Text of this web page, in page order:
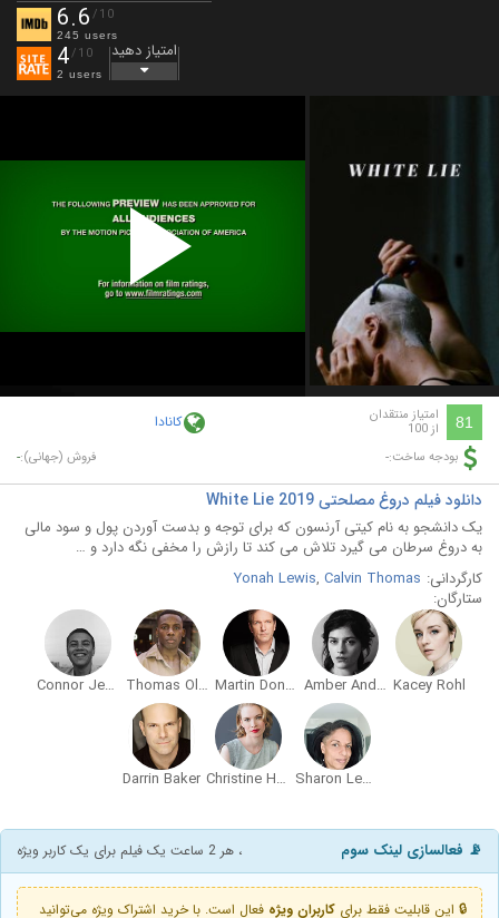
6.6 /10
245 users
4/10
2 users
امتیاز دهید
Play
Video
81 امتیاز منتقدان
از 100 کانادا
بودجه ساخت:- فروش (جهانی):-
دانلود فیلم دروغ مصلحتی White Lie 2019
یک دانشجو به نام کیتی آرنسون که برای توجه و بدست آوردن پول و سود مالی
به دروغ سرطان می گیرد تلاش می کند تا رازش را مخفی نگه دارد و …
کارگردانی:
Yonah Lewis, Calvin Thomas
ستارگان:
Kacey Rohl
Amber Anderson
Martin Donovan
Thomas Olajide
Connor Jessup
Sharon Lewis
Christine Horne
Darrin Baker
📡 فعالسازی لینک سوم ، هر 2 ساعت یک فیلم برای یک کاربر ویژه
🔒 این قابلیت فقط برای کاربران ویژه فعال است. با خرید اشتراک ویژه می‌توانید